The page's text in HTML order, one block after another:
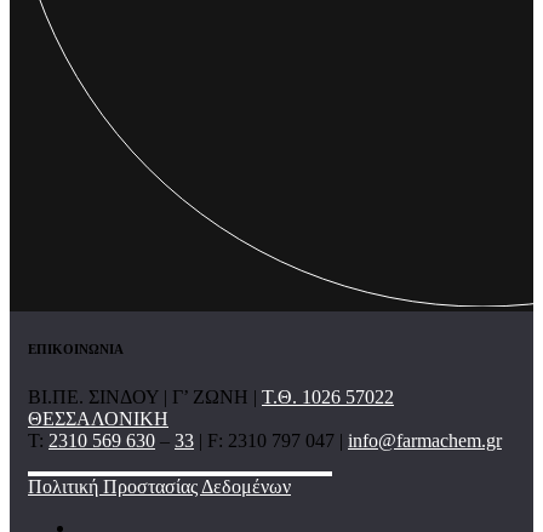
ΕΠΙΚΟΙΝΩΝΙΑ
ΒΙ.ΠΕ. ΣΙΝΔΟΥ | Γ’ ΖΩΝΗ | Τ.Θ. 1026 57022
ΘΕΣΣΑΛΟΝΙΚΗ
T: 2310 569 630 – 33 | F: 2310 797 047 | info@farmachem.gr
Πολιτική Προστασίας Δεδομένων